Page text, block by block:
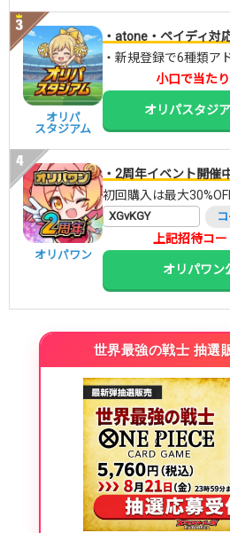
オリパ
スタジアム
・atone・ペイディ対
・新規登録で6種類ア
小口で当た
オリパスタジ
オリパワン
・2周年イベント開催
初回購入は最大
XGvKGY
上記招待コ
オリパワン
世界最強の戦士 抽選